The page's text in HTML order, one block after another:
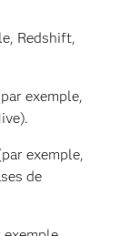
Redshift,
exemple,
exemple,
de